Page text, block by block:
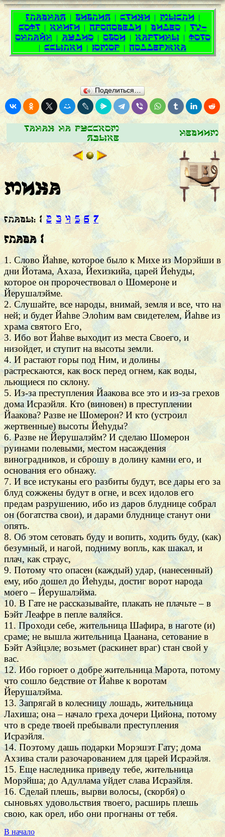
Поделиться…
Танах на русском
языке
Невиим
Миха
ГЛАВЫ: 12 3 4 5 6 7
Глава 1
1. Слово Йаhве, которое было к Михе из Морэйши в
дни Йотама, Ахаза, Йехизкийа, царей Йеhуды,
которое он пророчествовал о Шомероне и
Йерушалэйме.
2. Слушайте, все народы, внимай, земля и все, что на
ней; и будет Йаhве Элоhим вам свидетелем, Йаhве из
храма святого Его,
3. Ибо вот Йаhве выходит из места Своего, и
низойдет, и ступит на высоты земли.
4. И растают горы под Ним, и долины
растрескаются, как воск перед огнем, как воды,
льющиеся по склону.
5. Из-за преступления Йаакова все это и из-за грехов
дома Исраэйля. Кто (виновен) в преступлении
Йаакова? Разве не Шомерон? И кто (устроил
жертвенные) высоты Йеhуды?
6. Разве не Йерушалэйм? И сделаю Шомерон
руинами полевыми, местом насаждения
виноградников, и сброшу в долину камни его, и
основания его обнажу.
7. И все истуканы его разбиты будут, все дары его за
блуд сожжены будут в огне, и всех идолов его
предам разрушению, ибо из даров блуднице собрал
он (богатства свои), и дарами блуднице станут они
опять.
8. Об этом сетовать буду и вопить, ходить буду, (как)
безумный, и нагой, подниму вопль, как шакал, и
плач, как страус,
9. Потому что опасен (каждый) удар, (нанесенный)
ему, ибо дошел до Йеhуды, достиг ворот народа
моего – Йерушалэйма.
10. В Гате не рассказывайте, плакать не плачьте – в
Бэйт Леафре в пепле валяйся.
11. Проходи себе, жительница Шафира, в наготе (и)
сраме; не вышла жительница Цаанана, сетование в
Бэйт Аэйцэле; возьмет (раскинет враг) стан свой у
вас.
12. Ибо горюет о добре жительница Марота, потому
что сошло бедствие от Йаhве к воротам
Йерушалэйма.
13. Запрягай в колесницу лошадь, жительница
Лахиша; она – начало греха дочери Цийона, потому
что в среде твоей пребывали преступления
Исраэйля.
14. Поэтому дашь подарки Морэшэт Гату; дома
Ахзива стали разочарованием для царей Исраэйля.
15. Еще наследника приведу тебе, жительница
Морэйша; до Адуллама уйдет слава Исраэйля.
16. Сделай плешь, вырви волосы, (скорбя) о
сыновьях удовольствия твоего, расширь плешь
свою, как орел, ибо они прогнаны от тебя.
В начало